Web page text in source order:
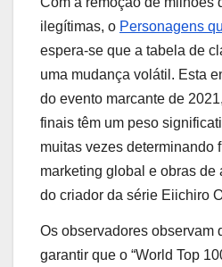
ilegítimas, o Personagens
espera-se que a tabela de
uma mudança volátil. Esta
do evento marcante de
finais têm um peso
muitas vezes determinando
marketing global e obras de
do criador da série Eiichiro
Os observadores observam
garantir que o “World Top